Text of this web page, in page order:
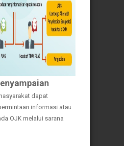
dapat
informasi atau
OJK melalui sarana